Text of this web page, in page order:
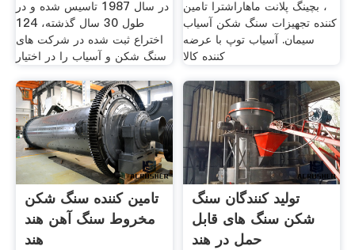
در سال 1987 تاسیس شده و در
طول 30 سال گذشته، 124
اختراع ثبت شده در شركت های
سنگ شكن و آسیاب را در اختیار
، بچینگ پلانت ماهاراشترا تامین
کننده تجهیزات سنگ شکن آسیاب
سیمان. آسیاب توپ با عرضه
کننده کالا
تامین کننده سنگ شکن
مخروط سنگ آهن هند
هند
تولید کنندگان سنگ
شکن سنگ های قابل
حمل در هند